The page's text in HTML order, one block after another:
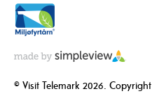
© Visit Telemark 2026. Copyright